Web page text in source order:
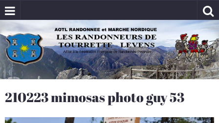
210223 mimosas photo guy 53